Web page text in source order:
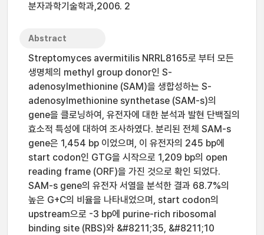
분자과학기술학과,2006. 2
Abstract
Streptomyces avermitilis NRRL8165로 부터 모든
생명체의 methyl group donor인 S-
adenosylmethionine (SAM)을 생합성하는 S-
adenosylmethionine synthetase (SAM-s)의
gene을 클로닝하여, 유전자에 대한 분석과 발현 단백질의
효소적 특성에 대하여 조사하였다. 분리된 전체 SAM-s
gene은 1,454 bp 이었으며, 이 유전자의 245 bp에
start codon인 GTG을 시작으로 1,209 bp의 open
reading frame (ORF)을 가진 것으로 확인 되었다.
SAM-s gene의 유전자 서열을 분석한 결과 68.7%의
높은 G+C의 비율을 나타내었으며, start codon의
upstream으로 -3 bp에 purine-rich ribosomal
binding site (RBS)와 &#8211;35, &#8211;10